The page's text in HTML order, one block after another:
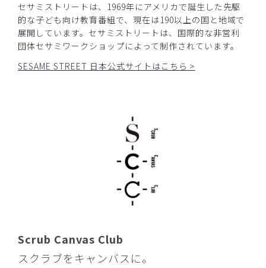
セサミストリートは、1969年にアメリカで誕生した先駆
的な子ども向け教育番組で、現在は190以上の国と地域で
展開しています。セサミストリートは、国際的な非営利
団体セサミワークショップによって制作されています。
SESAME STREET 日本公式サイトはこちら >
Scrub Canvas Club
スクラブをキャンバスに。